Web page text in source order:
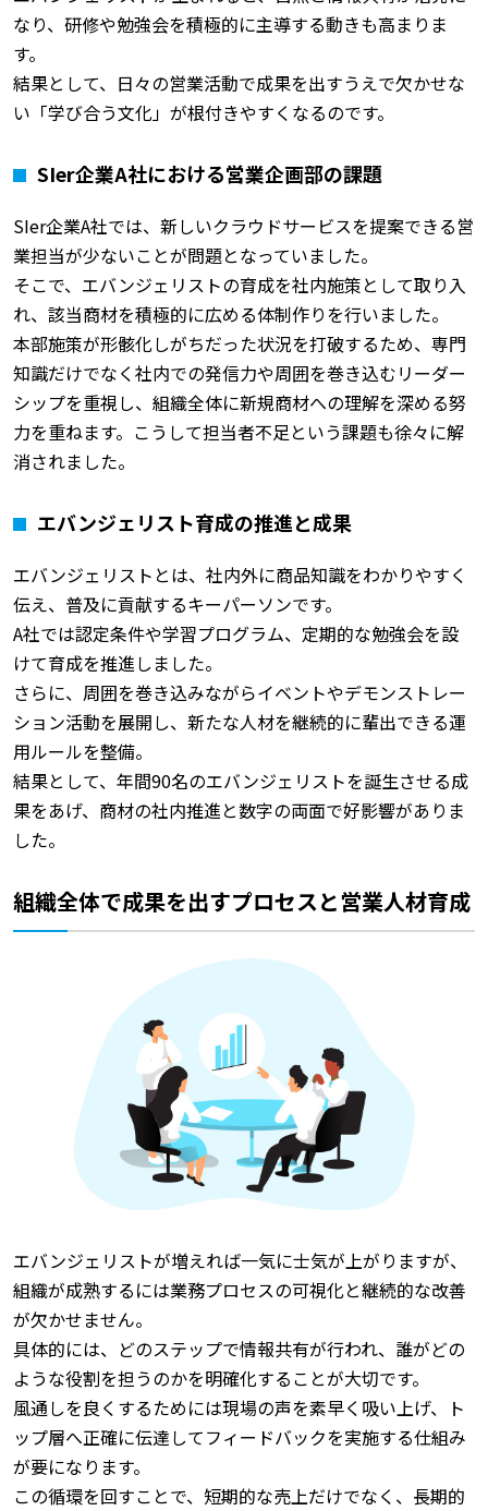
なり、研修や勉強会を積極的に主導する動きも高まりま
す。
結果として、日々の営業活動で成果を出すうえで欠かせな
い「学び合う文化」が根付きやすくなるのです。
SIer企業A社における営業企画部の課題
SIer企業A社では、新しいクラウドサービスを提案できる営
業担当が少ないことが問題となっていました。
そこで、エバンジェリストの育成を社内施策として取り入
れ、該当商材を積極的に広める体制作りを行いました。
本部施策が形骸化しがちだった状況を打破するため、専門
知識だけでなく社内での発信力や周囲を巻き込むリーダー
シップを重視し、 組織全体に新規商材への理解を深める努
力を重ねます。こうして担当者不足という課題も徐々に解
消されました。
エバンジェリスト育成の推進と成果
エバンジェリストとは、社内外に商品知識をわかりやすく
伝え、普及に貢献するキーパーソンです。
A社では認定条件や学習プログラム、定期的な勉強会を設
けて育成を推進しました。
さらに、周囲を巻き込みながらイベントやデモンストレー
ション活動を展開し、新たな人材を継続的に輩出できる運
用ルールを整備。
結果として、年間90名のエバンジェリストを誕生させる成
果をあげ、商材の社内推進と数字の両面で好影響がありま
した。
組織全体で成果を出すプロセスと営業人材育成
エバンジェリストが増えれば一気に士気が上がりますが、
組織が成熟するには業務プロセスの可視化と継続的な改善
が欠かせません。
具体的には、どのステップで情報共有が行われ、誰がどの
ような役割を担うのかを明確化することが大切です。
風通しを良くするためには現場の声を素早く吸い上げ、ト
ップ層へ正確に伝達してフィードバックを実施する仕組み
が要になります。
この循環を回すことで、短期的な売上だけでなく、長期的